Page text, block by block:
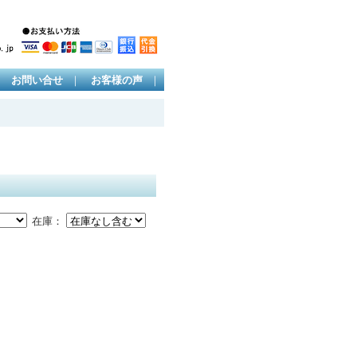
お問い合せ ｜ お客様の声 ｜
在庫：